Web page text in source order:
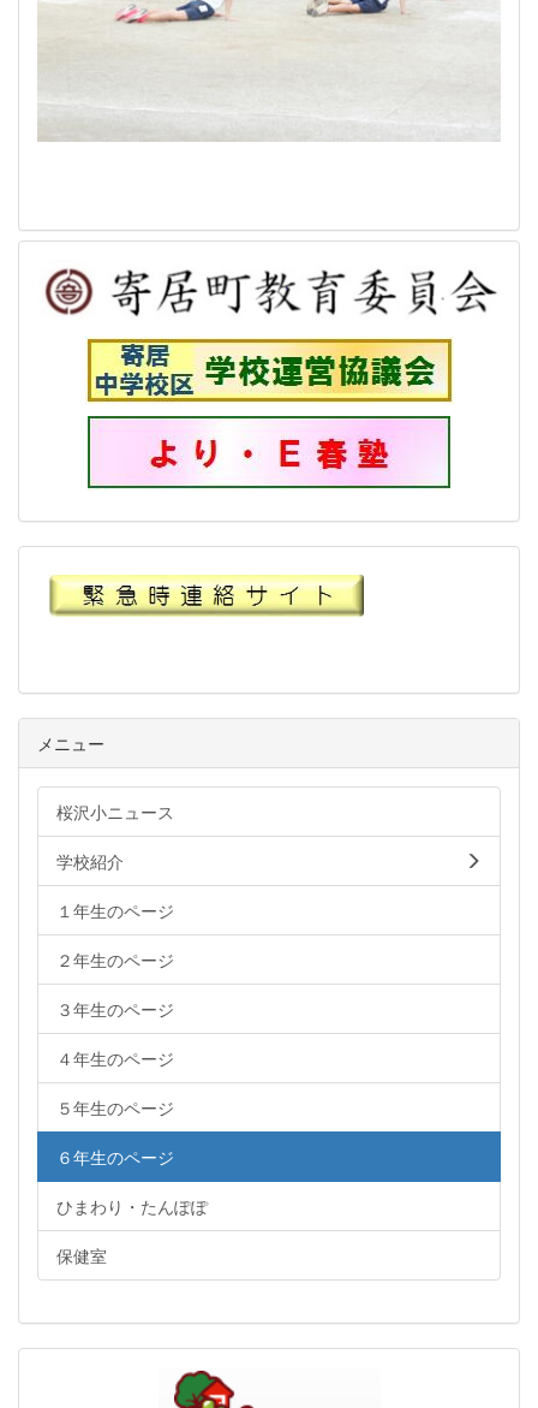
メニュー
桜沢小ニュース
学校紹介
１年生のページ
２年生のページ
３年生のページ
４年生のページ
５年生のページ
６年生のページ
ひまわり・たんぽぽ
保健室